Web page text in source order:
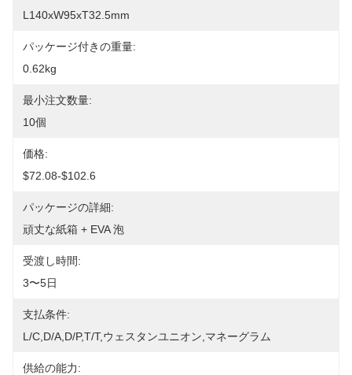
L140xW95xT32.5mm
パッケージ付きの重量:
0.62kg
最小注文数量:
10個
価格:
$72.08-$102.6
パッケージの詳細:
頑丈な紙箱 + EVA 泡
受渡し時間:
3〜5日
支払条件:
L/C,D/A,D/P,T/T,ウェスタンユニオン,マネーグラム
供給の能力: